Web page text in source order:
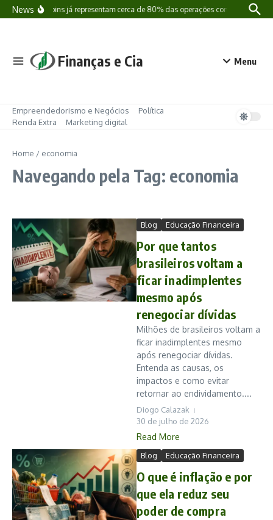
Ir para o conteúdo
NewsStablecoins já representam cerca de 80% das operações com
Finanças e Cia Menu
Empreendedorismo e Negócios
Política
Renda Extra
Marketing digital
Home / economia
Navegando pela Tag: economia
Blog Educação Financeira
Por que tantos
brasileiros voltam a
ficar inadimplentes
mesmo após
renegociar dívidas
Milhões de brasileiros voltam a
ficar inadimplentes mesmo
após renegociar dívidas.
Entenda as causas, os
impactos e como evitar
retornar ao endividamento....
Diogo Calazak
30 de julho de 2026
Read More
Blog Educação Financeira
O que é inflação e por
que ela reduz seu
poder de compra